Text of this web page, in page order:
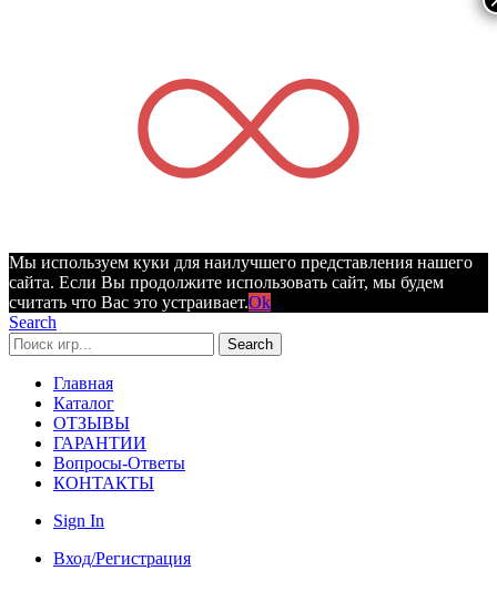
Мы используем куки для наилучшего представления нашего
сайта. Если Вы продолжите использовать сайт, мы будем
считать что Вас это устраивает.Ok
Search
Search
Главная
Каталог
ОТЗЫВЫ
ГАРАНТИИ
Вопросы-Ответы
КОНТАКТЫ
Sign In
Вход/Регистрация